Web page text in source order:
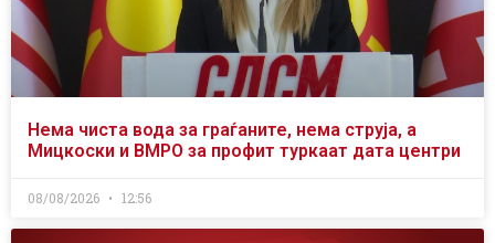
Нема чиста вода за граѓаните, нема струја, а
Мицкоски и ВМРО за профит туркаат дата центри
08/08/2026 12:56